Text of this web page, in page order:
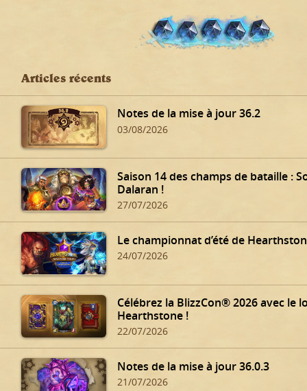
Articles récents
Notes de la mise à jour 36.2
03/08/2026
Saison 14 des champs de bataille :
Dalaran !
27/07/2026
Le championnat d’été de
24/07/2026
Célébrez la BlizzCon® 2026 avec le
Hearthstone !
22/07/2026
Notes de la mise à jour 36.0.3
21/07/2026